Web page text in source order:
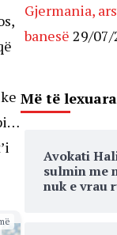
Gjermania,
banesë 29/07/
Më të
Avokati
sulmin me
nuk e vrau